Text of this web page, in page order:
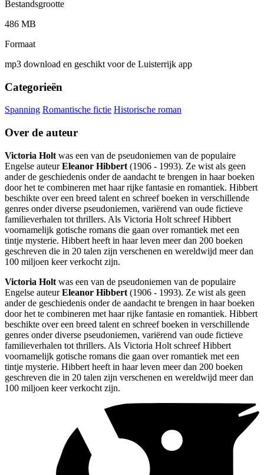
Bestandsgrootte
486 MB
Formaat
mp3 download en geschikt voor de Luisterrijk app
Categorieën
Spanning Romantische fictie Historische roman
Over de auteur
Victoria Holt was een van de pseudoniemen van de populaire
Engelse auteurEleanor Hibbert (1906 - 1993). Ze wist als geen
ander de geschiedenis onder de aandacht te brengen in haar boeken
door het te combineren met haar rijke fantasie en romantiek. Hibbert
beschikte over een breed talent en schreef boeken in verschillende
genres onder diverse pseudoniemen, variërend van oude fictieve
familieverhalen tot thrillers. Als Victoria Holt schreef Hibbert
voornamelijk gotische romans die gaan over romantiek met een
tintje mysterie. Hibbert heeft in haar leven meer dan 200 boeken
geschreven die in 20 talen zijn verschenen en wereldwijd meer dan
100 miljoen keer verkocht zijn.
Victoria Holt was een van de pseudoniemen van de populaire
Engelse auteurEleanor Hibbert (1906 - 1993). Ze wist als geen
ander de geschiedenis onder de aandacht te brengen in haar boeken
door het te combineren met haar rijke fantasie en romantiek. Hibbert
beschikte over een breed talent en schreef boeken in verschillende
genres onder diverse pseudoniemen, variërend van oude fictieve
familieverhalen tot thrillers. Als Victoria Holt schreef Hibbert
voornamelijk gotische romans die gaan over romantiek met een
tintje mysterie. Hibbert heeft in haar leven meer dan 200 boeken
geschreven die in 20 talen zijn verschenen en wereldwijd meer dan
100 miljoen keer verkocht zijn.